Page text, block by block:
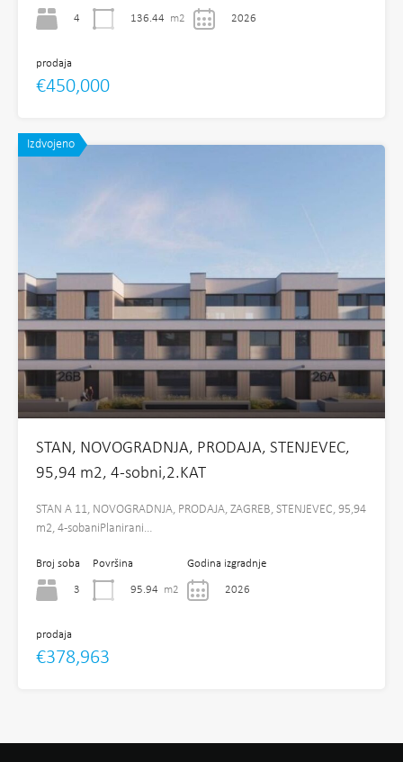
4 136.44 m2 2026
prodaja
€450,000
Izdvojeno
STAN, NOVOGRADNJA, PRODAJA, STENJEVEC,
95,94 m2, 4-sobni,2.KAT
STAN A 11, NOVOGRADNJA, PRODAJA, ZAGREB, STENJEVEC, 95,94
m2, 4-sobaniPlanirani…
Broj soba
3
Površina
95.94 m2
Godina izgradnje
2026
prodaja
€378,963